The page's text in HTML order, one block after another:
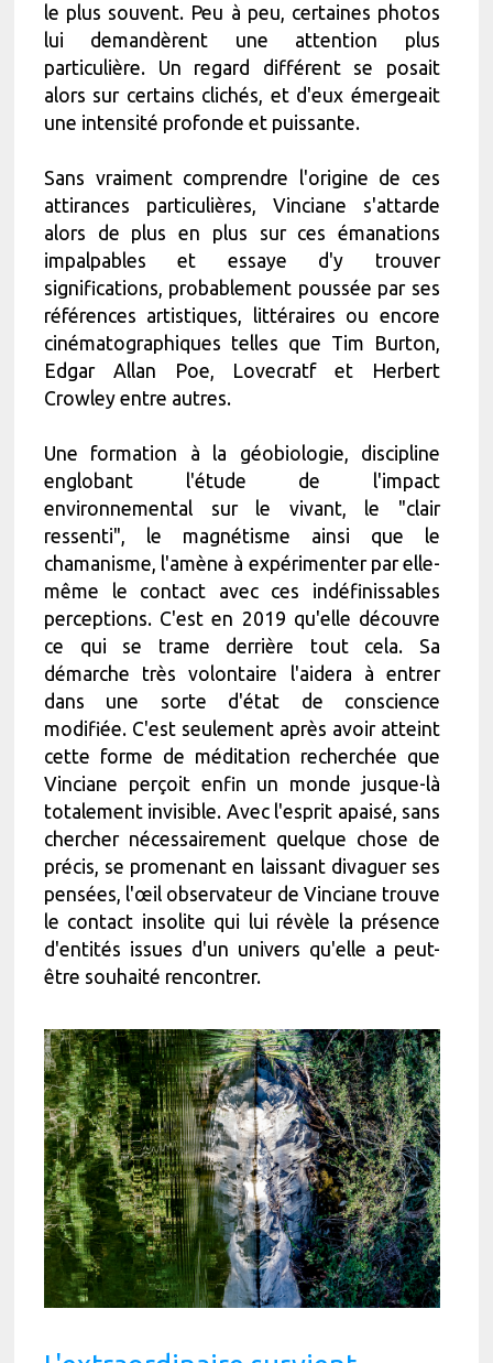
le plus souvent. Peu à peu, certaines photos
lui demandèrent une attention plus
particulière. Un regard différent se posait
alors sur certains clichés, et d'eux émergeait
une intensité profonde et puissante.
Sans vraiment comprendre l'origine de ces
attirances particulières, Vinciane s'attarde
alors de plus en plus sur ces émanations
impalpables et essaye d'y trouver
significations, probablement poussée par ses
références artistiques, littéraires ou encore
cinématographiques telles que Tim Burton,
Edgar Allan Poe, Lovecratf et Herbert
Crowley entre autres.
Une formation à la géobiologie, discipline
englobant l'étude de l'impact
environnemental sur le vivant, le "clair
ressenti", le magnétisme ainsi que le
chamanisme, l'amène à expérimenter par elle-
même le contact avec ces indéfinissables
perceptions. C'est en 2019 qu'elle découvre
ce qui se trame derrière tout cela. Sa
démarche très volontaire l'aidera à entrer
dans une sorte d'état de conscience
modifiée. C'est seulement après avoir atteint
cette forme de méditation recherchée que
Vinciane perçoit enfin un monde jusque-là
totalement invisible. Avec l'esprit apaisé, sans
chercher nécessairement quelque chose de
précis, se promenant en laissant divaguer ses
pensées, l'œil observateur de Vinciane trouve
le contact insolite qui lui révèle la présence
d'entités issues d'un univers qu'elle a peut-
être souhaité rencontrer.